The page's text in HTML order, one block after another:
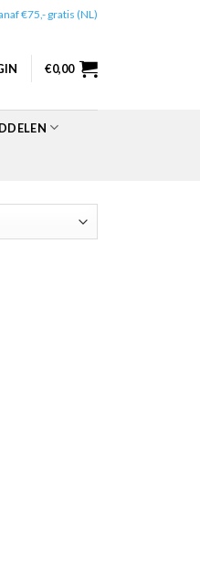
€75,- gratis (NL)
€0,00